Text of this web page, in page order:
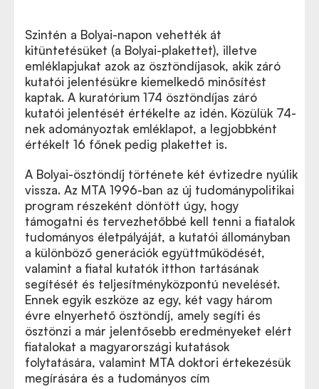
Szintén a Bolyai-napon vehették át
kitüntetésüket (a Bolyai-plakettet), illetve
emléklapjukat azok az ösztöndíjasok, akik záró
kutatói jelentésükre kiemelkedő minősítést
kaptak. A kuratórium 174 ösztöndíjas záró
kutatói jelentését értékelte az idén. Közülük 74-
nek adományoztak emléklapot, a legjobbként
értékelt 16 főnek pedig plakettet is.
A Bolyai-ösztöndíj története két évtizedre nyúlik
vissza. Az MTA 1996-ban az új tudománypolitikai
program részeként döntött úgy, hogy
támogatni és tervezhetőbbé kell tenni a fiatalok
tudományos életpályáját, a kutatói állományban
a különböző generációk együttműködését,
valamint a fiatal kutatók itthon tartásának
segítését és teljesítményközpontú nevelését.
Ennek egyik eszköze az egy, két vagy három
évre elnyerhető ösztöndíj, amely segíti és
ösztönzi a már jelentősebb eredményeket elért
fiatalokat a magyarországi kutatások
folytatására, valamint MTA doktori értekezésük
megírására és a tudományos cím